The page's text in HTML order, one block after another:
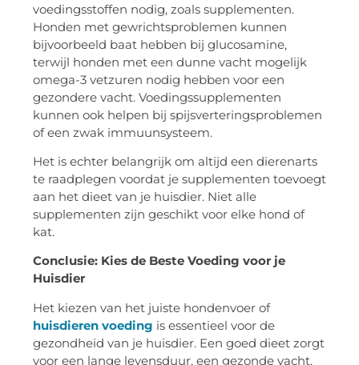
voedingsstoffen nodig, zoals supplementen.
Honden met gewrichtsproblemen kunnen
bijvoorbeeld baat hebben bij glucosamine,
terwijl honden met een dunne vacht mogelijk
omega-3 vetzuren nodig hebben voor een
gezondere vacht. Voedingssupplementen
kunnen ook helpen bij spijsverteringsproblemen
of een zwak immuunsysteem.
Het is echter belangrijk om altijd een dierenarts
te raadplegen voordat je supplementen toevoegt
aan het dieet van je huisdier. Niet alle
supplementen zijn geschikt voor elke hond of
kat.
Conclusie: Kies de Beste Voeding voor je
Huisdier
Het kiezen van het juiste hondenvoer of
huisdieren voeding is essentieel voor de
gezondheid van je huisdier. Een goed dieet zorgt
voor een lange levensduur, een gezonde vacht,